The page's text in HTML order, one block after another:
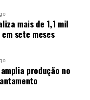
amorosa. No ritmo
podem
há mais
porque vai na
mais de 1,1 mil
sete meses
produção no